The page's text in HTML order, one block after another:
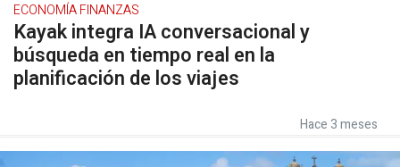
ECONOMÍA FINANZAS
Kayak integra IA conversacional y
búsqueda en tiempo real en la
planificación de los viajes
Hace 3 meses